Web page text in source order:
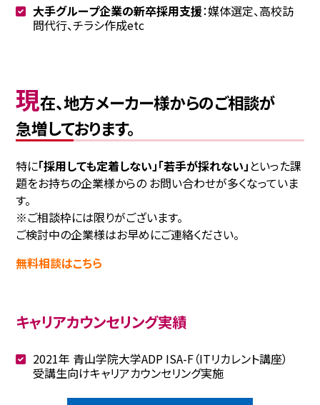
大手グループ企業の新卒採用支援：媒体選定、高校訪
問代行、チラシ作成etc
現在、地方メーカー様からのご相談が
急増しております。
特に「採用しても定着しない」「若手が採れない」 といった課
題をお持ちの企業様からの お問い合わせが多くなっていま
す。
※ご相談枠には限りがございます。
ご検討中の企業様はお早めにご連絡ください。
無料相談はこちら
キャリアカウンセリング実績
2021年 青山学院大学ADP ISA-F（ITリカレント講座）
受講生向けキャリアカウンセリング実施